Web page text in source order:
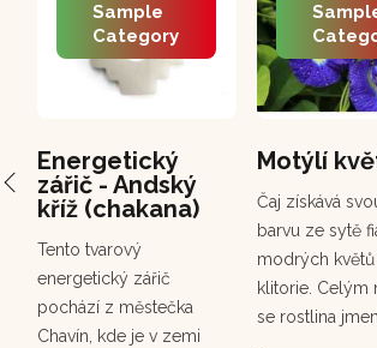
Energetický
zářič - Andský
kříž (chakana)
Sample
Category
Tento tvarový
energetický zářič
pochází z městečka
Chavín, kde je v zemi
Motýlí
Čaj získává
barvu ze sytě
modrých
klitorie. Celým
se rostlina